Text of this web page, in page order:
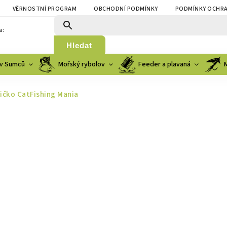
VĚRNOSTNÍ PROGRAM OBCHODNÍ PODMÍNKY PODMÍNKY
Hledat
Sumců Mořský rybolov Feeder a plavaná
CatFishing Mania